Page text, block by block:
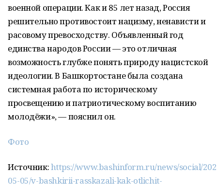
военной операции. Как и 85 лет назад, Россия
решительно противостоит нацизму, ненависти и
расовому превосходству. Объявленный год
единства народов России — это отличная
возможность глубже понять природу нацистской
идеологии. В Башкортостане была создана
системная работа по историческому
просвещению и патриотическому воспитанию
молодёжи», — пояснил он.
Фото
Источник:https://www.bashinform.ru/news/social/
05-05/v-bashkirii-rasskazali-kak-otlichit-